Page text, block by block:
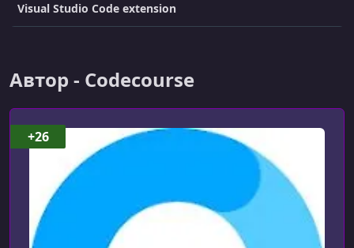
Visual Studio Code extension
Автор - Codecourse
+26